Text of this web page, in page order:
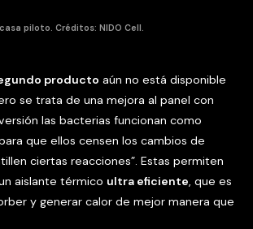
piloto. Créditos: NIDO Cell.
producto aún no está disponible
se trata de una mejora al panel con
las bacterias funcionan como
que ellos censen los cambios de
ciertas reacciones”. Estas permiten
aislante térmico ultra eficiente, que es
y generar calor de mejor manera que